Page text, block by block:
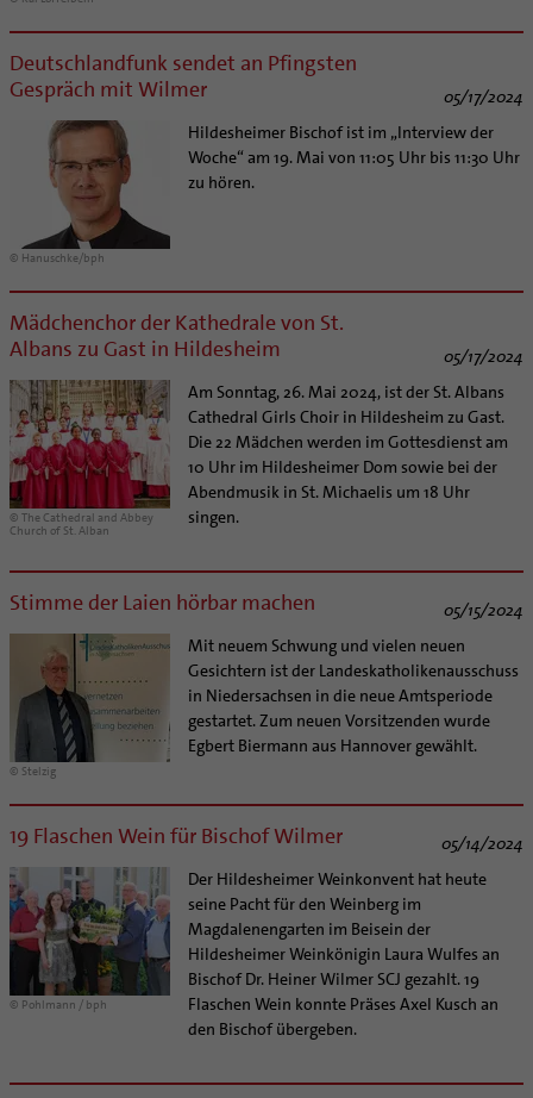
Deutschlandfunk sendet an Pfingsten
Gespräch mit Wilmer
05/17/2024
© Hanuschke/bph
Hildesheimer Bischof ist im „Interview der
Woche“ am 19. Mai von 11:05 Uhr bis 11:30 Uhr
zu hören.
Mädchenchor der Kathedrale von St.
Albans zu Gast in Hildesheim
05/17/2024
© The Cathedral and Abbey
Church of St. Alban
Am Sonntag, 26. Mai 2024, ist der St. Albans
Cathedral Girls Choir in Hildesheim zu Gast.
Die 22 Mädchen werden im Gottesdienst am
10 Uhr im Hildesheimer Dom sowie bei der
Abendmusik in St. Michaelis um 18 Uhr
singen.
Stimme der Laien hörbar machen 05/15/2024
© Stelzig
Mit neuem Schwung und vielen neuen
Gesichtern ist der Landeskatholikenausschuss
in Niedersachsen in die neue Amtsperiode
gestartet. Zum neuen Vorsitzenden wurde
Egbert Biermann aus Hannover gewählt.
19 Flaschen Wein für Bischof Wilmer 05/14/2024
© Pohlmann / bph
Der Hildesheimer Weinkonvent hat heute
seine Pacht für den Weinberg im
Magdalenengarten im Beisein der
Hildesheimer Weinkönigin Laura Wulfes an
Bischof Dr. Heiner Wilmer SCJ gezahlt. 19
Flaschen Wein konnte Präses Axel Kusch an
den Bischof übergeben.